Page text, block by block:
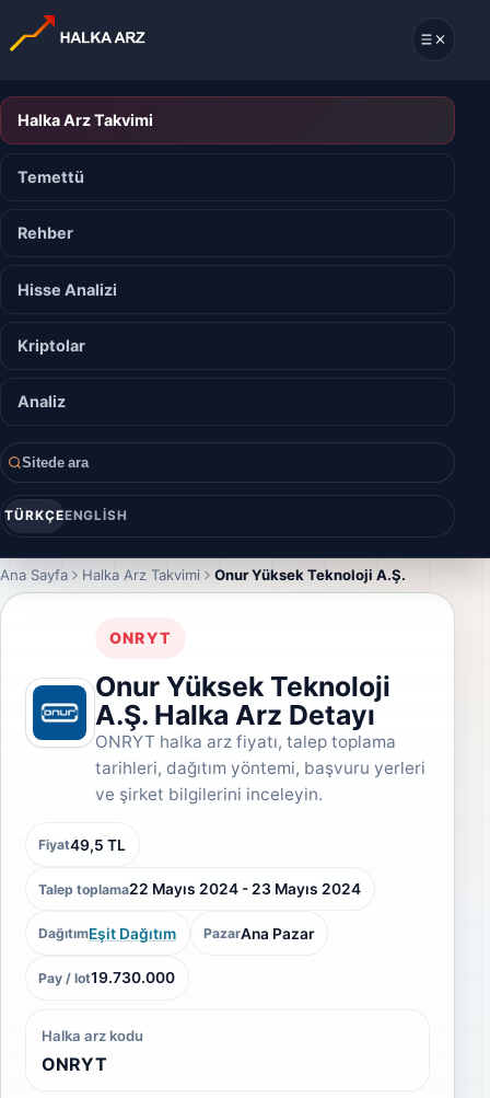
Halka Arz Takvimi
Temettü
Rehber
Hisse Analizi
Kriptolar
Analiz
Sitede ara
TÜRKÇEENGLISH
Ana Sayfa Halka Arz Takvimi Onur Yüksek Teknoloji A.Ş.
ONRYT
Onur Yüksek Teknoloji
A.Ş. Halka Arz Detayı
ONRYT halka arz fiyatı, talep toplama
tarihleri, dağıtım yöntemi, başvuru yerleri
ve şirket bilgilerini inceleyin.
Fiyat49,5 TL
Talep toplama22 Mayıs 2024 - 23 Mayıs 2024
DağıtımEşit Dağıtım PazarAna Pazar
Pay / lot19.730.000
Halka arz kodu
ONRYT